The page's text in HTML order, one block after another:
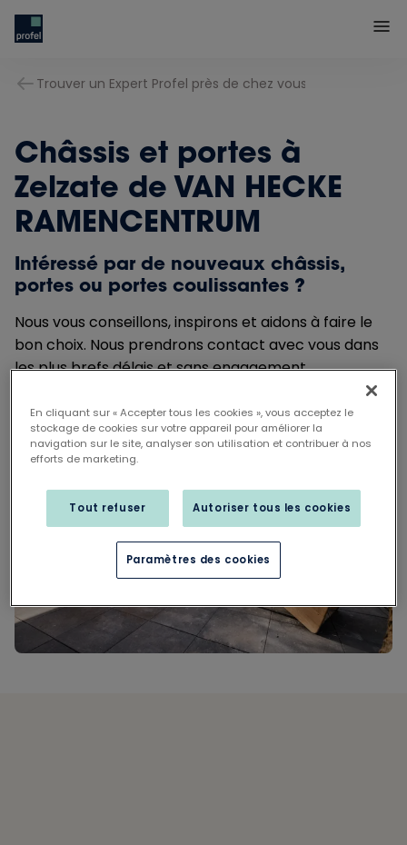
Trouver un Expert Profel près de chez vous
Châssis et portes à
Zelzate de VAN HECKE
RAMENCENTRUM
Intéressé par de nouveaux châssis,
portes ou portes coulissantes ?
Nous vous conseillons, inspirons et aidons à faire le
bon choix. Nous prendrons contact avec vous dans
les plus brefs délais et sans engagement.
En cliquant sur « Accepter tous les cookies », vous acceptez le
stockage de cookies sur votre appareil pour améliorer la
navigation sur le site, analyser son utilisation et contribuer à nos
efforts de marketing.
Tout refuser Autoriser tous les cookies
Paramètres des cookies